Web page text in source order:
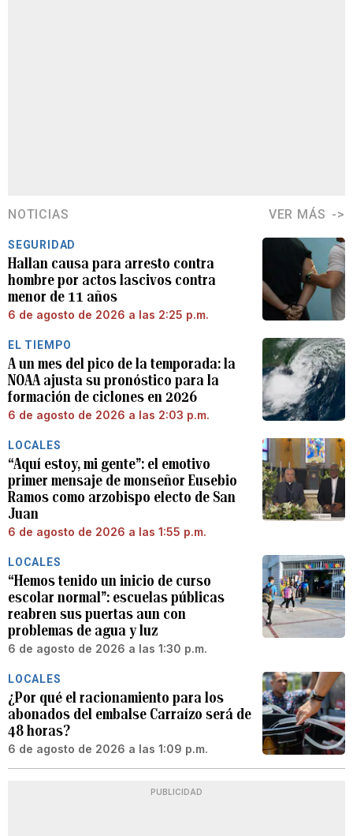
NOTICIAS VER MÁS
SEGURIDAD
Hallan causa para arresto contra
hombre por actos lascivos contra
menor de 11 años
6 de agosto de 2026 a las 2:25 p.m.
EL TIEMPO
A un mes del pico de la temporada: la
NOAA ajusta su pronóstico para la
formación de ciclones en 2026
6 de agosto de 2026 a las 2:03 p.m.
LOCALES
“Aquí estoy, mi gente”: el emotivo
primer mensaje de monseñor Eusebio
Ramos como arzobispo electo de San
Juan
6 de agosto de 2026 a las 1:55 p.m.
LOCALES
“Hemos tenido un inicio de curso
escolar normal”: escuelas públicas
reabren sus puertas aun con
problemas de agua y luz
6 de agosto de 2026 a las 1:30 p.m.
LOCALES
¿Por qué el racionamiento para los
abonados del embalse Carraízo será de
48 horas?
6 de agosto de 2026 a las 1:09 p.m.
PUBLICIDAD